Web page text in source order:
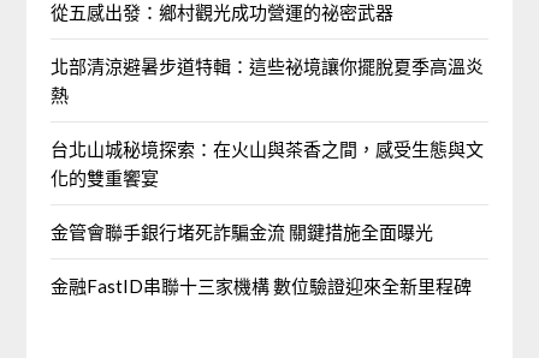
從五感出發：鄉村觀光成功營運的祕密武器
北部清涼避暑步道特輯：這些祕境讓你擺脫夏季高溫炎
熱
台北山城秘境探索：在火山與茶香之間，感受生態與文
化的雙重饗宴
金管會聯手銀行堵死詐騙金流 關鍵措施全面曝光
金融FastID串聯十三家機構 數位驗證迎來全新里程碑